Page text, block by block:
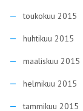
toukokuu 2015
huhtikuu 2015
maaliskuu 2015
helmikuu 2015
tammikuu 2015